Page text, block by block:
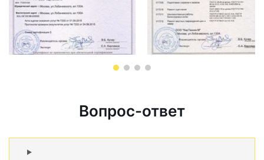
Вопрос-ответ